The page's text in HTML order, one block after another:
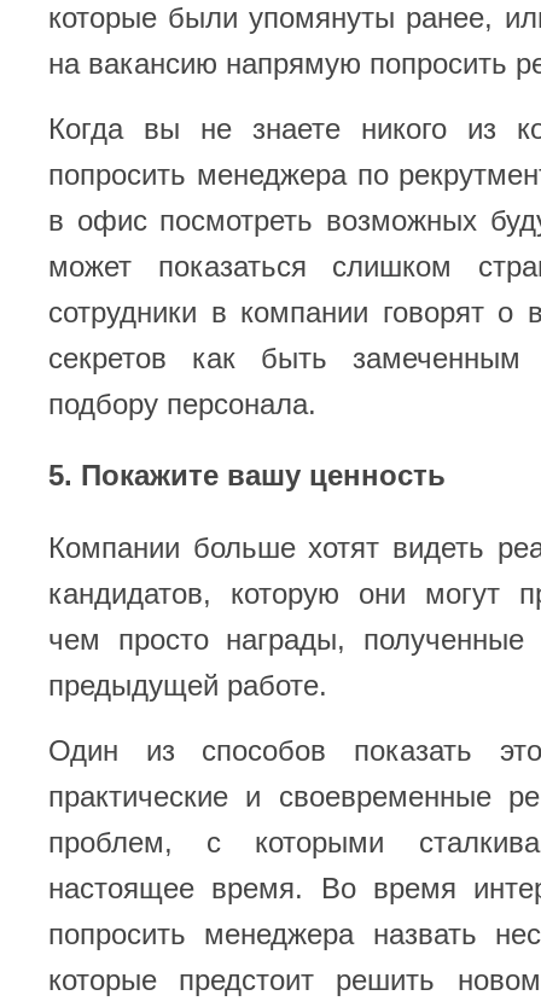
которые были упомянуты ранее,
на вакансию напрямую попросить
Когда вы не знаете никого из
попросить менеджера по
в офис посмотреть возможных
может показаться слишком
сотрудники в компании говорят о
секретов как быть
подбору персонала.
5. Покажите вашу ценность
Компании больше хотят видеть
кандидатов, которую они могут
чем просто награды,
предыдущей работе.
Один из способов показать
практические и своевременные
проблем, с которыми
настоящее время. Во время
попросить менеджера назвать
которые предстоит решить